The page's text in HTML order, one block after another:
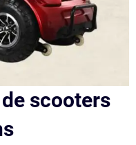
scooters